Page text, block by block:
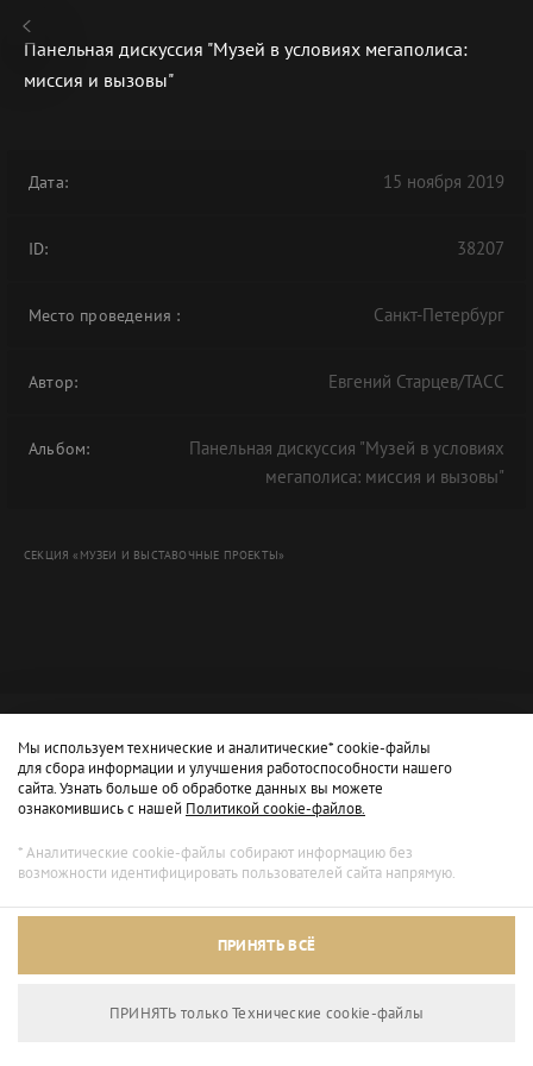
В АРХИВЕ
Архивный режим
Панельная дискуссия "Музей в условиях мегаполиса:
миссия и вызовы"
Дата: 15 ноября 2019
ID: 38207
Место проведения : Санкт-Петербург
Автор: Евгений Старцев/ТАСС
Альбом:
Панельная дискуссия "Музей в условиях
мегаполиса: миссия и вызовы"
СЕКЦИЯ «МУЗЕИ И ВЫСТАВОЧНЫЕ ПРОЕКТЫ»
Мы используем технические и аналитические* cookie-файлы
для сбора информации и улучшения работоспособности нашего
сайта. Узнать больше об обработке данных вы можете
ознакомившись с нашей Политикой cookie-файлов.
* Аналитические cookie-файлы собирают информацию без
возможности идентифицировать пользователей сайта напрямую.
ПРИНЯТЬ ВСЁ
ПРИНЯТЬ только Технические сookie-файлы